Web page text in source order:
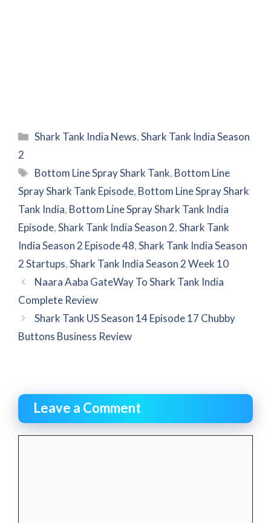
Categories
Shark Tank India News,Shark Tank India Season
2
Tags
Bottom Line Spray Shark Tank, Bottom Line
Spray Shark Tank Episode, Bottom Line Spray Shark
Tank India, Bottom Line Spray Shark Tank India
Episode,Shark Tank India Season 2,Shark Tank
India Season 2 Episode 48,Shark Tank India Season
2 Startups,Shark Tank India Season 2 Week 10
Naara Aaba GateWay To Shark Tank India
Complete Review
Shark Tank US Season 14 Episode 17 Chubby
Buttons Business Review
Leave a Comment